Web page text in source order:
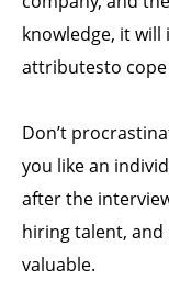
knowledge, it
attributesto
Don’t
you like an
after the
hiring talent,
valuable.